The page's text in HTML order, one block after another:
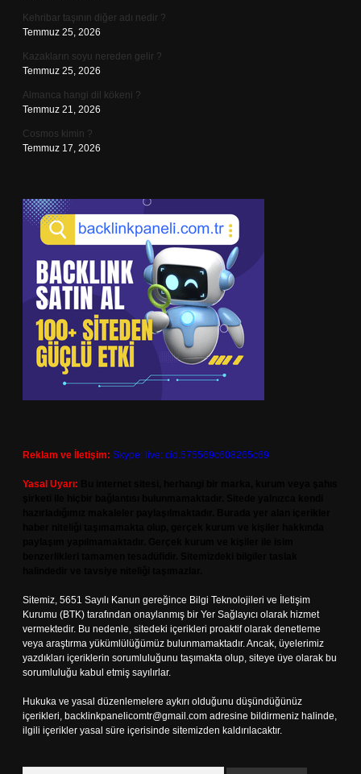
Kehribar taşının diğer adı nedir ?
Temmuz 25, 2026
Kazakların soyu nereden gelir ?
Temmuz 25, 2026
Almanca hangi dil kökeni ?
Temmuz 21, 2026
Cosmos kimin ?
Temmuz 17, 2026
Reklam ve İletişim: Skype: live:.cid.575569c608265c69
Yasal Uyarı:
Sitemiz, 5651 Sayılı Kanun gereğince Bilgi Teknolojileri ve İletişim
Kurumu (BTK) tarafından onaylanmış bir Yer Sağlayıcı olarak hizmet
vermektedir. Bu nedenle, sitedeki içerikleri proaktif olarak denetleme
veya araştırma yükümlülüğümüz bulunmamaktadır. Ancak, üyelerimiz
yazdıkları içeriklerin sorumluluğunu taşımakta olup, siteye üye olarak bu
sorumluluğu kabul etmiş sayılırlar.
Hukuka ve yasal düzenlemelere aykırı olduğunu düşündüğünüz
içerikleri, backlinkpanelicomtr@gmail.com adresine bildirmeniz halinde,
ilgili içerikler yasal süre içerisinde sitemizden kaldırılacaktır.